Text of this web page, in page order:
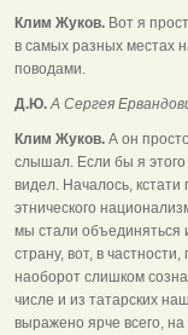
Клим Жуков. Вот я
в самых разных местах
поводами.
Д.Ю.А Сергея
Клим Жуков. А он
слышал. Если бы я
видел. Началось, кстати
этнического
мы стали объединяться
страну, вот, в
наоборот слишком
числе и из татарских
выражено ярче всего,